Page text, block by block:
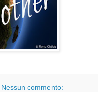
Nessun commento: